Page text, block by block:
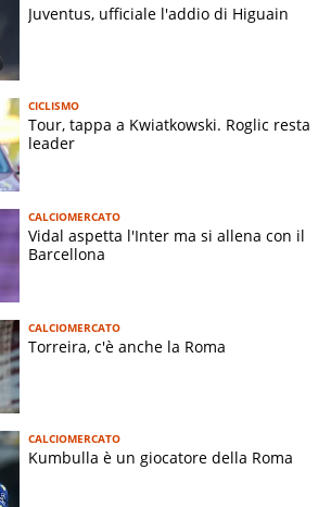
Juventus, ufficiale l'addio di Higuain
CICLISMO
Tour, tappa a Kwiatkowski. Roglic resta
leader
CALCIOMERCATO
Vidal aspetta l'Inter ma si allena con il
Barcellona
CALCIOMERCATO
Torreira, c'è anche la Roma
CALCIOMERCATO
Kumbulla è un giocatore della Roma